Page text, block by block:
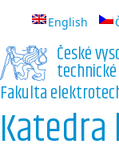
English
České
Fakulta